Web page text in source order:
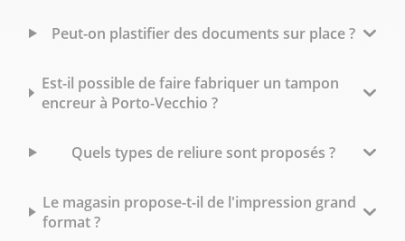
Peut-on plastifier des documents sur place ?
Est-il possible de faire fabriquer un tampon
encreur à Porto-Vecchio ?
Quels types de reliure sont proposés ?
Le magasin propose-t-il de l'impression grand
format ?